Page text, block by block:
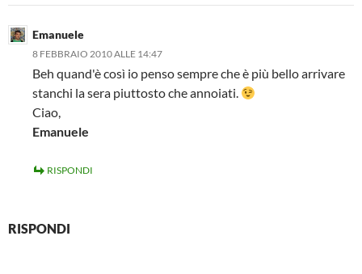
Emanuele
8 FEBBRAIO 2010 ALLE 14:47
Beh quand'è così io penso sempre che è più bello arrivare
stanchi la sera piuttosto che annoiati.
Ciao,
Emanuele
RISPONDI
RISPONDI